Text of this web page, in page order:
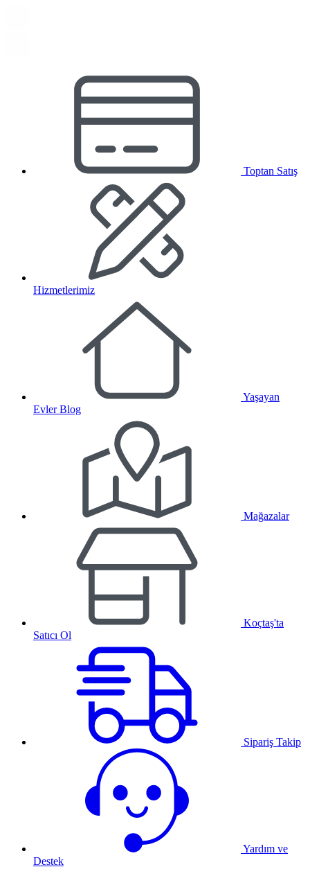
Toptan Satış
Hizmetlerimiz
Yaşayan
Evler Blog
Mağazalar
Koçtaş'ta
Satıcı Ol
Sipariş Takip
Yardım ve
Destek